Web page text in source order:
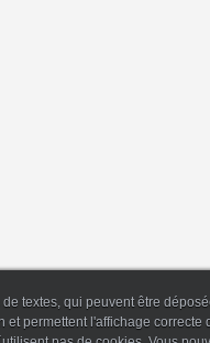
textes, qui peuvent être
permettent l'affichage